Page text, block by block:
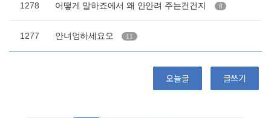
1278 어떻게 말하죠에서 왜 안안려 주는건건지 8
1277 안녀엉하세요오 11
오늘글 글쓰기